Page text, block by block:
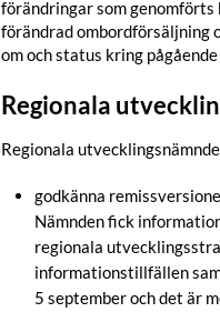
förändringar som
förändrad ombordförsäljning
om och status kring
Regionala
Regionala
godkänna
Nämnden fick
regionala
informationstillfällen
5 september och det är